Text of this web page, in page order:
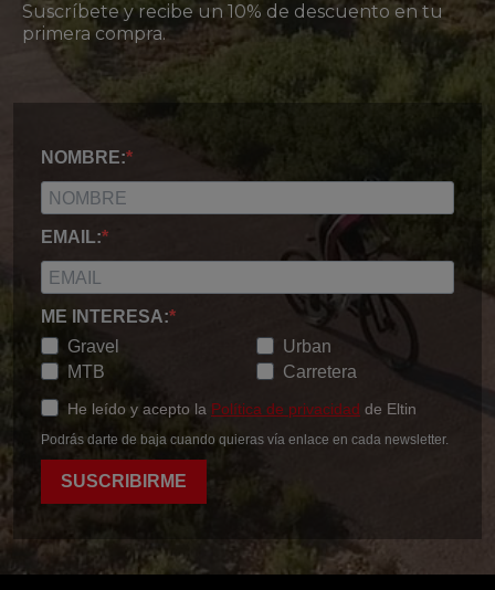
Suscríbete y recibe un 10% de descuento en tu
primera compra.
NOMBRE:
EMAIL:
ME INTERESA:
Gravel
MTB
Urban
Carretera
He leído y acepto la Política de privacidad de Eltin
Podrás darte de baja cuando quieras vía enlace en cada newsletter.
SUSCRIBIRME